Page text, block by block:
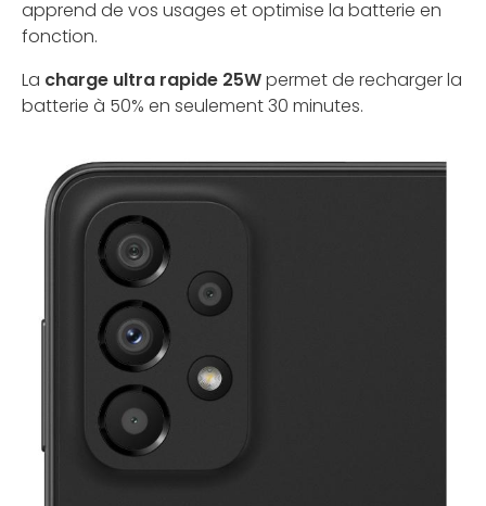
apprend de vos usages et optimise la batterie en
fonction.
La charge ultra rapide 25Wpermet de recharger la
batterie à 50% en seulement 30 minutes.